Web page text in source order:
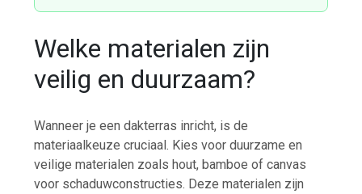
Welke materialen zijn
veilig en duurzaam?
Wanneer je een dakterras inricht, is de
materiaalkeuze cruciaal. Kies voor duurzame en
veilige materialen zoals hout, bamboe of canvas
voor schaduwconstructies. Deze materialen zijn